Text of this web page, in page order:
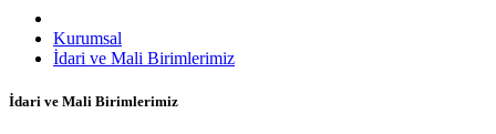
Kurumsal
İdari ve Mali Birimlerimiz
İdari ve Mali Birimlerimiz